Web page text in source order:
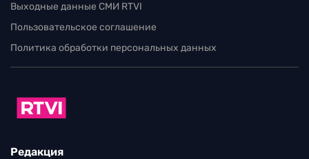
Выходные данные СМИ RTVI
Пользовательское соглашение
Политика обработки персональных данных
Редакция